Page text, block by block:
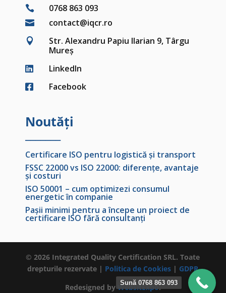
 0768 863 093
 contact@iqcr.ro

Str. Alexandru Papiu Ilarian 9, Târgu
Mureș
 LinkedIn
 Facebook
Noutăți
Certificare ISO pentru logistică și transport
FSSC 22000 vs ISO 22000: diferențe, avantaje
și costuri
ISO 50001 – cum optimizezi consumul
energetic în companie
Pașii minimi pentru a începe un proiect de
certificare ISO fără consultanți
© 2026 Integrated Quality Certification SRL. Toate
drepturile rezervate | Politica de Cookies | GDPR
Redesigned byWebsitExpo.
Sună 0768 863 093